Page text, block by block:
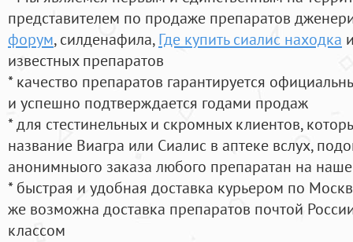
представителем по продаже препаратов
форум, силденафила, Где купить сиалис находка
известных препаратов
* качество препаратов гарантируется
и успешно подтверждается годами продаж
* для стестинельных и скромных клиентов,
название Виагра или Сиалис в аптеке вслух,
анонимныого заказа любого препаратан на
* быстрая и удобная доставка курьером по
же возможна доставка препаратов почтой
классом